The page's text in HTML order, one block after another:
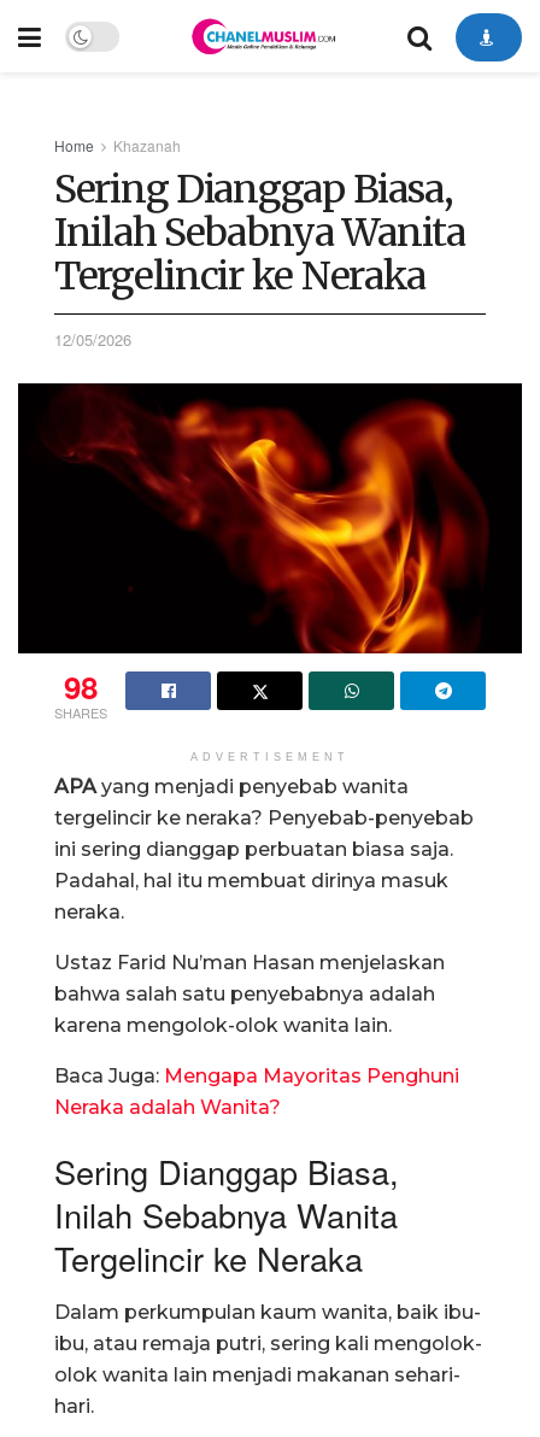
Home Khazanah
Sering Dianggap Biasa,
Inilah Sebabnya Wanita
Tergelincir ke Neraka
12/05/2026
98
SHARES
ADVERTISEMENT
APA yang menjadi penyebab wanita
tergelincir ke neraka? Penyebab-penyebab
ini sering dianggap perbuatan biasa saja.
Padahal, hal itu membuat dirinya masuk
neraka.
Ustaz Farid Nu’man Hasan menjelaskan
bahwa salah satu penyebabnya adalah
karena mengolok-olok wanita lain.
Baca Juga: Mengapa Mayoritas Penghuni
Neraka adalah Wanita?
Sering Dianggap Biasa,
Inilah Sebabnya Wanita
Tergelincir ke Neraka
Dalam perkumpulan kaum wanita, baik ibu-
ibu, atau remaja putri, sering kali mengolok-
olok wanita lain menjadi makanan sehari-
hari.